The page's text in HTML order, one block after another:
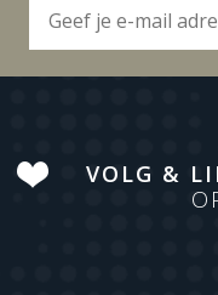
VOLG &